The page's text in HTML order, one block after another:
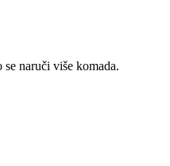
naruči više komada.